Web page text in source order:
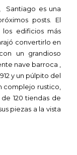
Santiago es una
posts. El
edificios más
convertirlo en
un grandioso
nave barroca ,
y un púlpito del
complejo rustico,
120 tiendas de
piezas a la vista